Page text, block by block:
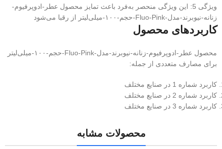
ویژگی 5: این ویژگی منحصر به‌فرد باعث تمایز محصول عطر-ادوپرفیوم-
زنانه-نیوبرند-مدل-Fluo-Pink-حجم-۱۰۰-میلی‌لیتر از رقبا می‌شود
کاربردهای محصول
محصول عطر-ادوپرفیوم-زنانه-نیوبرند-مدل-Fluo-Pink-حجم-۱۰۰-میلی‌لیتر
برای مصارف متعددی از جمله:
کاربرد شماره 1 در صنایع مختلف
کاربرد شماره 2 در صنایع مختلف
کاربرد شماره 3 در صنایع مختلف
محصولات مشابه